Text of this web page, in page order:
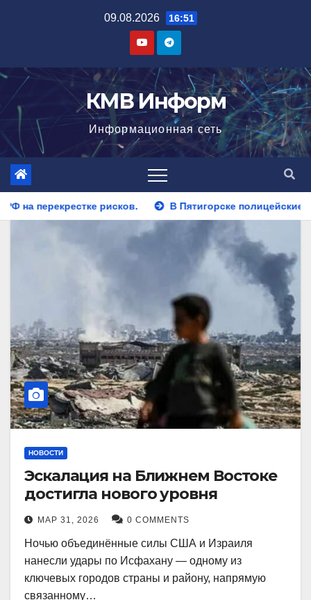
09.08.2026 16:51
КМВ Информ
Информационная сеть
В Пятигорске полицейские задержали закладчика,
НОВОСТИ
Эскалация на Ближнем Востоке
достигла нового уровня
МАР 31, 2026 0 COMMENTS
Ночью объединённые силы США и Израиля
нанесли удары по Исфахану — одному из
ключевых городов страны и району, напрямую
связанному…